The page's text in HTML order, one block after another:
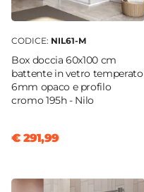
Miscelatore
Incluso
Attacchi
1/2"G
84,5 cm
70,2 cm
CODICE: NIL61-M
Box doccia 60x100 cm
battente in vetro temperato
6mm opaco e profilo
cromo 195h - Nilo
€ 291,99